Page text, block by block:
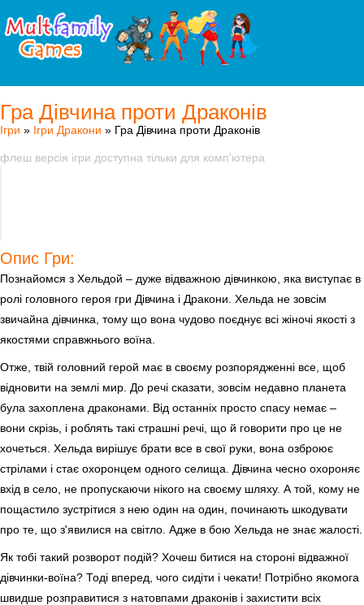
Гра Дівчина проти Драконів
Ігри » Ігри Дракони » Гра Дівчина проти Драконів
флеш версія ігри доступна тільки для комп'ютера
Опис Гри:
Познайомся з Хельдой – дуже відважною дівчинкою, яка виступає в
ролі головного героя гри Дівчина і Дракони. Хельда не зовсім
звичайна дівчинка, тому що вона чудово поєднує всі жіночі якості з
якостями справжнього воїна.
Отже, твій головний герой має в своєму розпорядженні все, щоб
відновити на землі мир. До речі сказати, зовсім недавно планета
була захоплена драконами. Від останніх просто спасу немає –
вони скрізь, і роблять такі страшні речі, що й говорити про це не
хочеться. Хельда вирішує брати все в свої руки, вона озброює
стрілами і стає охоронцем одного селища. Дівчина чесно охороняє
вхід в село, не пропускаючи нікого на своєму шляху. А той, кому не
пощастило зустрітися з нею один на один, починають шкодувати
про те, що з'явилися на світло. Адже в бою Хельда не знає жалості.
Як тобі такий розворот подій? Хочеш битися на стороні відважної
дівчинки-воїна? Тоді вперед, чого сидіти і чекати! Потрібно якомога
швидше розправитися з натовпами драконів і захистити всіх